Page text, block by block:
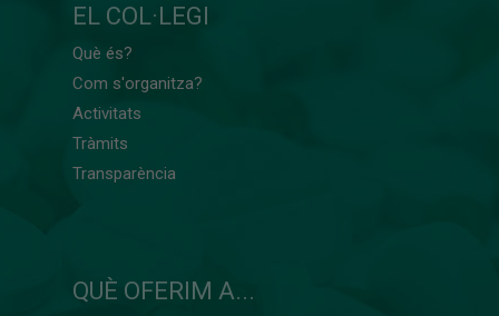
EL COL·LEGI
Què és?
Com s'organitza?
Activitats
Tràmits
Transparència
QUÈ OFERIM A...